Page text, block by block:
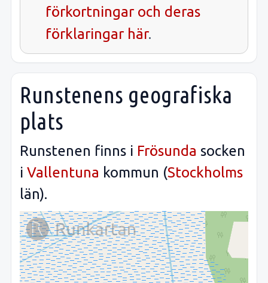
förkortningar och deras
förklaringar här.
Runstenens geografiska
plats
Runstenen finns i Frösunda socken
i Vallentuna kommun (Stockholms
län).